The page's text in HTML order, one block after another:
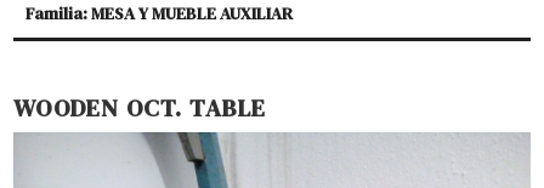
Familia: MESA Y MUEBLE AUXILIAR
WOODEN OCT. TABLE